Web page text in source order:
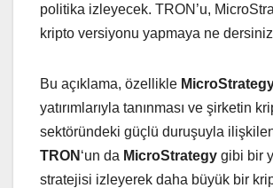
politika izleyecek. TRON’u,
kripto versiyonu yapmaya ne
Bu açıklama, özellikle
yatırımlarıyla tanınması ve şirketin
sektöründeki güçlü duruşuyla
TRON ‘un da MicroStrategy gibi bir
stratejisi izleyerek daha büyük bir